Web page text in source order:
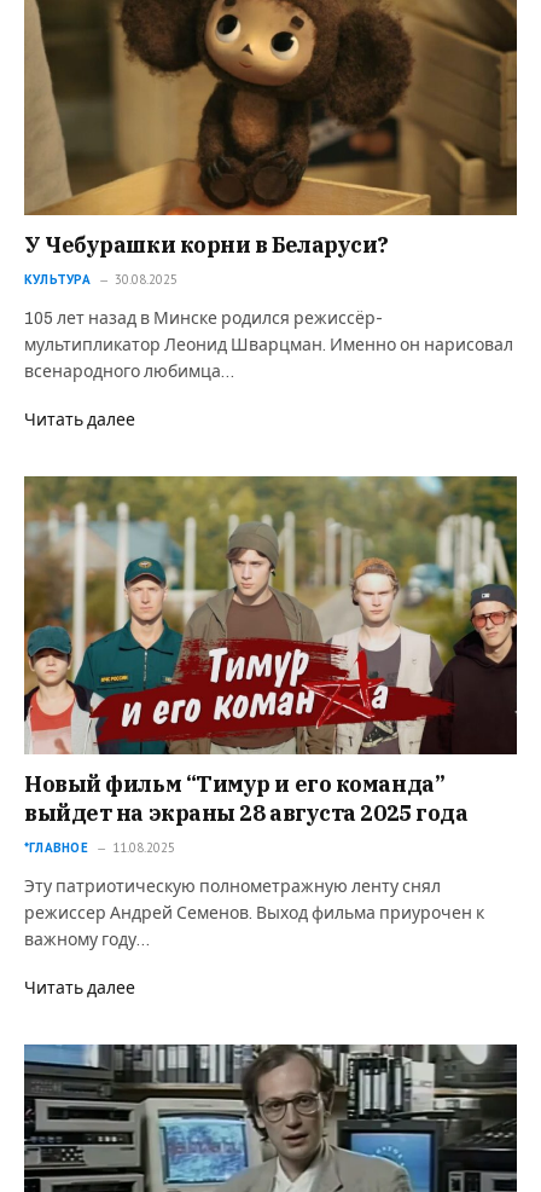
У Чебурашки корни в Беларуси?
КУЛЬТУРА 30.08.2025
105 лет назад в Минске родился режиссёр-
мультипликатор Леонид Шварцман. Именно он нарисовал
всенародного любимца…
Читать далее
Новый фильм “Тимур и его команда”
выйдет на экраны 28 августа 2025 года
*ГЛАВНОЕ 11.08.2025
Эту патриотическую полнометражную ленту снял
режиссер Андрей Семенов. Выход фильма приурочен к
важному году…
Читать далее